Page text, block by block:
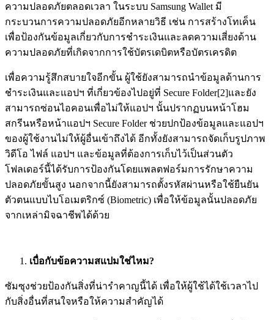
ความปลอดภัยตลอดเวลา ในระบบ Samsung Wallet มี
กระบวนการความปลอดภัยอีกหลายวิธี เช่น การสร้างโทเค็น
เพื่อป้องกันข้อมูลเกี่ยวกับการชำระเงินและลดความเสี่ยงด้าน
ความปลอดภัยที่เกิดจากการใช้บัตรเดบิตหรือบัตรเครดิต
เพื่อความรู้สึกสบายใจอีกขั้น ผู้ใช้ยังสามารถนำข้อมูลด้านการ
ชำระเงินและแอปฯ ที่เกี่ยวข้องไปอยู่ที่ Secure Folder[2]และยัง
สามารถซ่อนไอคอนเพื่อไม่ให้แอปฯ นั้นปรากฏบนหน้าโฮม
สกรีนหรือหน้าแอปฯ Secure Folder ช่วยปกป้องข้อมูลและแอปฯ​
ของผู้ใช้งานไม่ให้ผู้อื่นเข้าถึงได้ อีกทั้งยังสามารถจัดเก็บรูปภาพ
วิดีโอ ไฟล์ แอปฯ และข้อมูลที่ต้องการเก็บไว้เป็นส่วนตัว
โฟลเดอร์นี้ได้รับการป้องกันโดยแพลตฟอร์มการรักษาความ
ปลอดภัยขั้นสูง นอกจากนี้ยังสามารถตั้งรหัสผ่านหรือใช้ยืนยัน
ตัวตนแบบไบโอเมตริกซ์ (Biometric) เพื่อให้ข้อมูลนั้นปลอดภัย
จากเหล่ามิจฉาชีพได้ด้วย
เบื่อกับข้อความสแปมใช่ไหม?
ซัมซุงช่วยป้องกันสิ่งที่น่ารำคาญนี้ได้ เพื่อให้ผู้ใช้ได้ใช้เวลาไป
กับสิ่งอื่นที่สนใจหรือให้ความสำคัญได้